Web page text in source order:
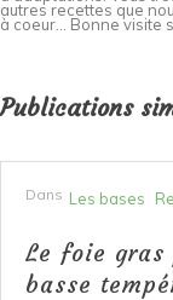
autres recettes que
à coeur... Bonne visite
Publications
Dans Les bases
Le foie
basse